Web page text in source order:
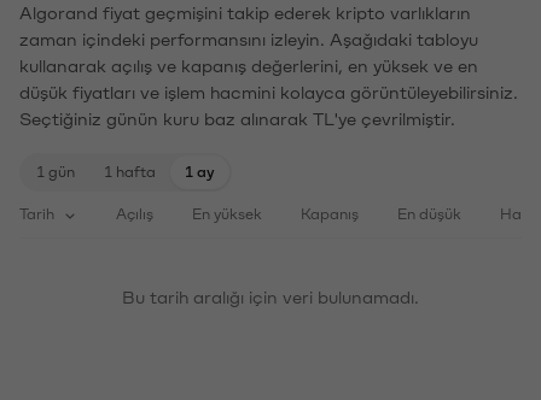
Algorand fiyat geçmişini takip ederek kripto varlıkların
zaman içindeki performansını izleyin. Aşağıdaki tabloyu
kullanarak açılış ve kapanış değerlerini, en yüksek ve en
düşük fiyatları ve işlem hacmini kolayca görüntüleyebilirsiniz.
Seçtiğiniz günün kuru baz alınarak TL'ye çevrilmiştir.
1 gün 1 hafta 1 ay
Tarih Açılış En yüksek Kapanış En düşük
Bu tarih aralığı için veri bulunamadı.